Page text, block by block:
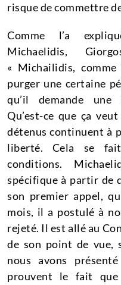
risque de commettre
Comme l’a
Michaelidis,
« Michailidis,
purger une certaine
qu’il demande une
Qu’est-ce que ça
détenus continuent à
liberté. Cela se
conditions.
spécifique à partir de
son premier appel,
mois, il a postulé à
rejeté. Il est allé au
de son point de vue,
nous avons
prouvent le fait que